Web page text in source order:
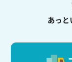
あっと